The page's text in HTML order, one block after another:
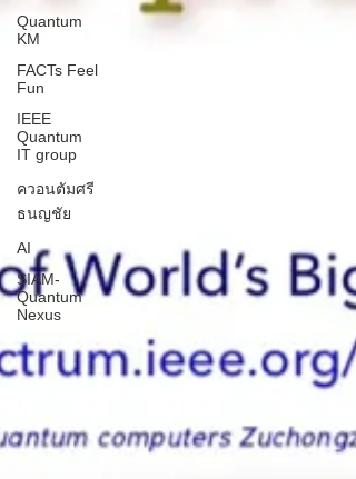
Quantum
KM
FACTs Feel
Fun
IEEE
Quantum
IT group
ควอนตัมศรี
ธนญชัย
AI
SIAM-
Quantum
Nexus